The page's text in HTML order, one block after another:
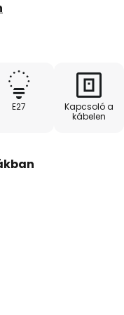
tűnik. A kívül
területén,
hatást kelt. A
E27
Kapcsoló a
kábelen